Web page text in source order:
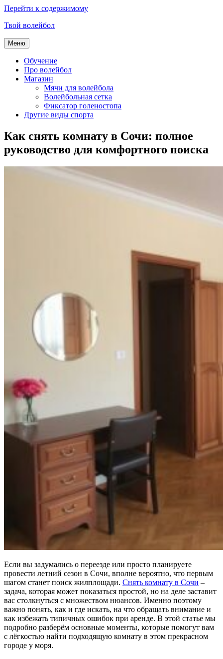
Перейти к содержимому
Твой волейбол
Меню
Обучение
Про волейбол
Магазин
Мячи для волейбола
Волейбольная сетка
Фиксатор голеностопа
Другие виды спорта
Как снять комнату в Сочи: полное
руководство для комфортного поиска
Если вы задумались о переезде или просто планируете
провести летний сезон в Сочи, вполне вероятно, что первым
шагом станет поиск жилплощади. Снять комнату в Сочи –
задача, которая может показаться простой, но на деле заставит
вас столкнуться с множеством нюансов. Именно поэтому
важно понять, как и где искать, на что обращать внимание и
как избежать типичных ошибок при аренде. В этой статье мы
подробно разберём основные моменты, которые помогут вам
с лёгкостью найти подходящую комнату в этом прекрасном
городе у моря.